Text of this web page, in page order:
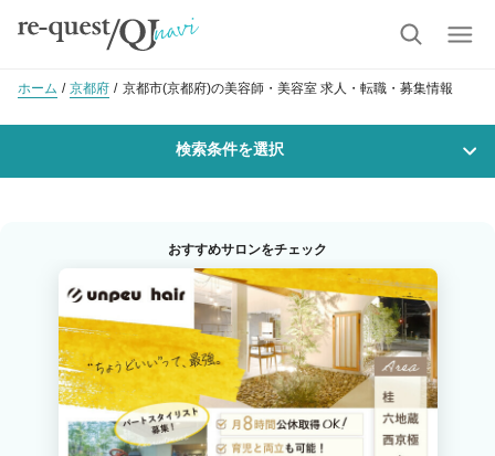
ホーム 京都府 京都市(京都府)の美容師・美容室 求人・転職・募集情報
検索条件を選択
沿線・駅を選択 市区町村を選択
京都市北区 京都市上京区 京都市左京区
京都市中京区 京都市東山区 京都市下京区
京都市南区 京都市右京区 京都市伏見区
おすすめサロンをチェック